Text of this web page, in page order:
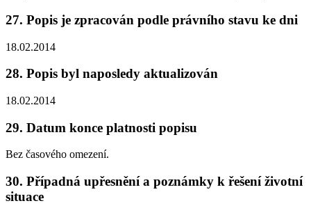
27. Popis je zpracován podle právního stavu ke dni
18.02.2014
28. Popis byl naposledy aktualizován
18.02.2014
29. Datum konce platnosti popisu
Bez časového omezení.
30. Případná upřesnění a poznámky k řešení životní
situace